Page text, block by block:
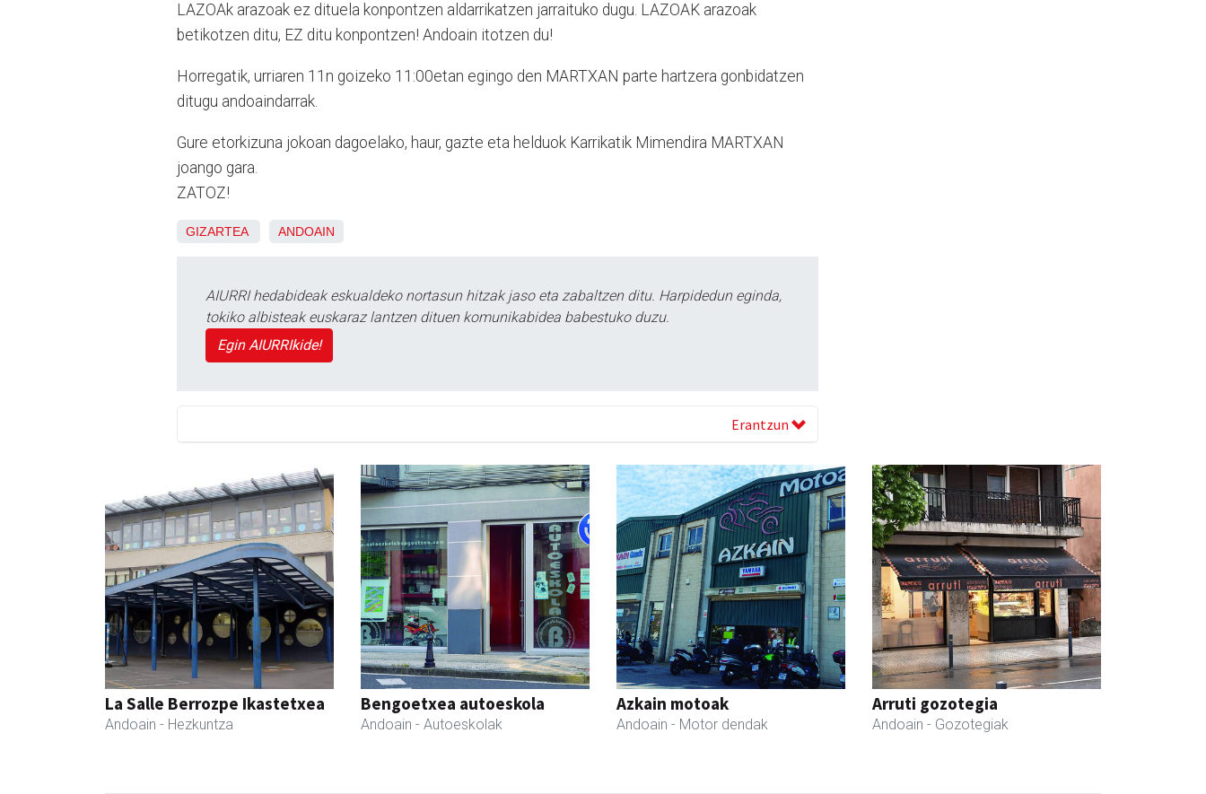
LAZOAk arazoak ez dituela konpontzen aldarrikatzen jarraituko dugu. LAZOAK arazoak
betikotzen ditu, EZ ditu konpontzen! Andoain itotzen du!
Horregatik, urriaren 11n goizeko 11:00etan egingo den MARTXAN parte hartzera gonbidatzen
ditugu andoaindarrak.
Gure etorkizuna jokoan dagoelako, haur, gazte eta helduok Karrikatik Mimendira MARTXAN
joango gara.
ZATOZ!
GIZARTEA ANDOAIN
AIURRI hedabideak eskualdeko nortasun hitzak jaso eta zabaltzen ditu. Harpidedun eginda,
tokiko albisteak euskaraz lantzen dituen komunikabidea babestuko duzu.
Egin AIURRIkide!
Erantzun
La Salle Berrozpe Ikastetxea
Andoain - Hezkuntza
Bengoetxea autoeskola
Andoain - Autoeskolak
Azkain motoak
Andoain - Motor dendak
Arruti gozotegia
Andoain - Gozotegiak